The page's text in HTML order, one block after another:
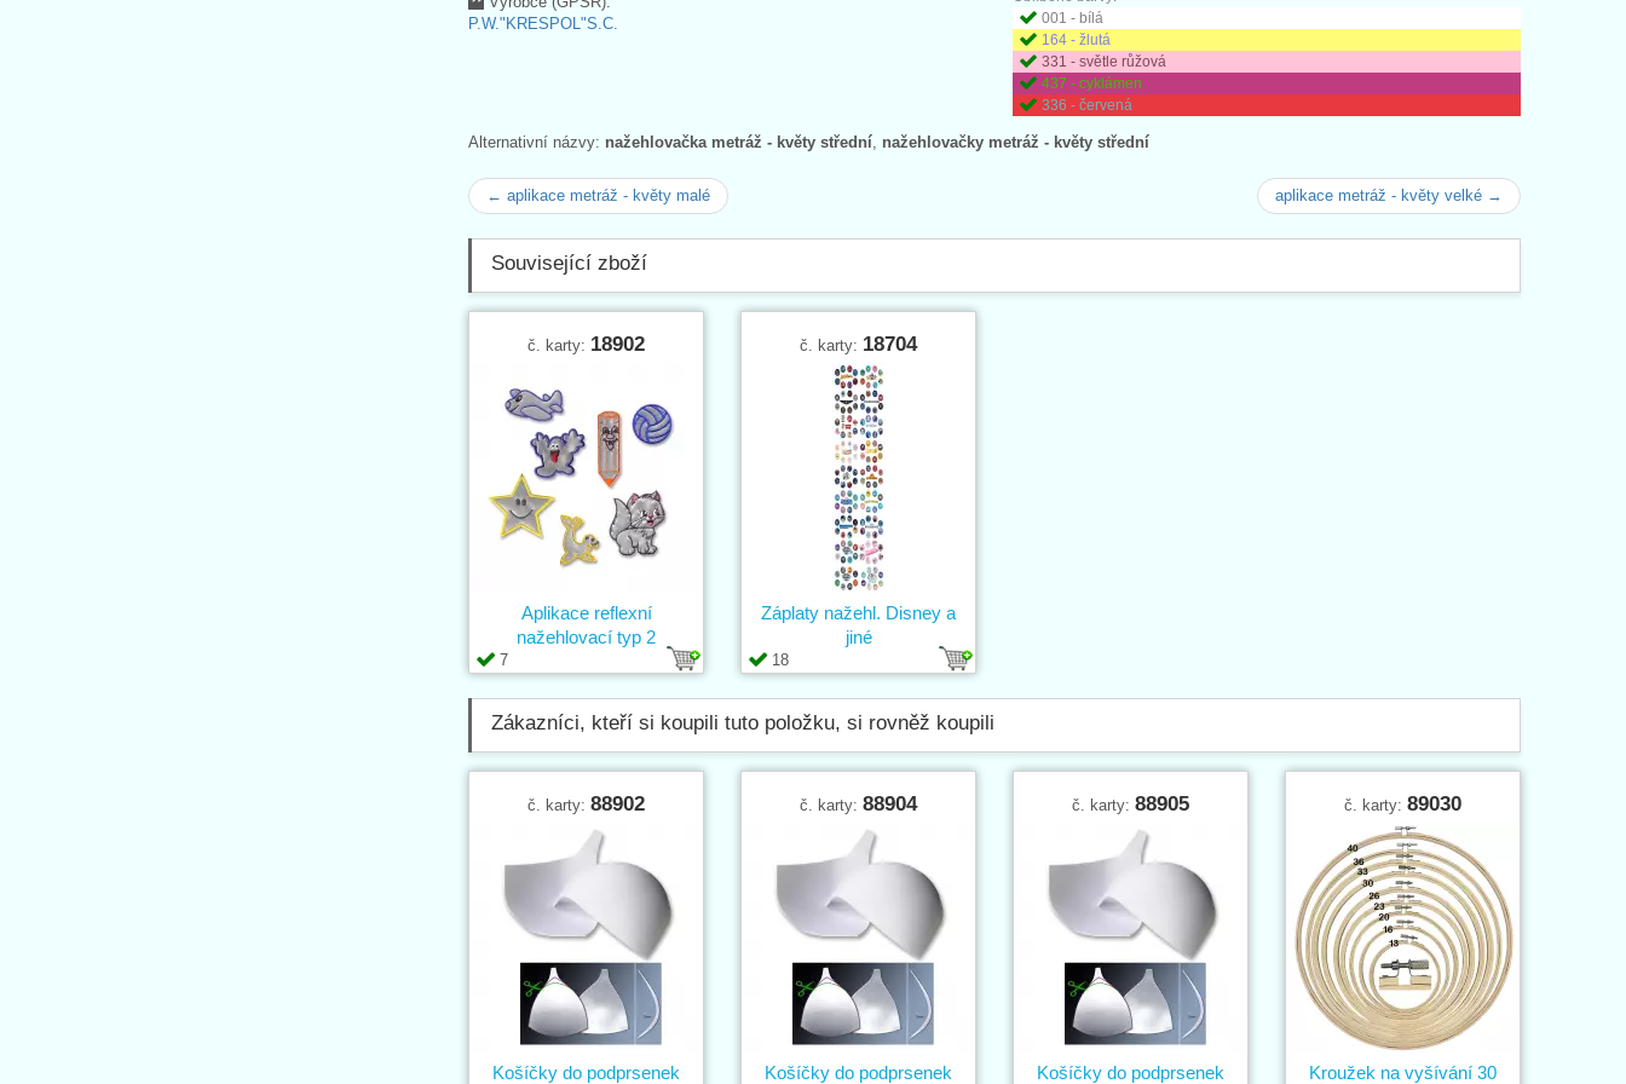
001 - bílá
164 - žlutá
331 - světle růžová
437 - cyklámen
336 - červená
P.W."KRESPOL"S.C.
Alternativní názvy: nažehlovačka metráž - květy střední nažehlovačky metráž - květy střední
← aplikace metráž - květy malé aplikace metráž - květy velké →
Související zboží
č. karty: 18902
7
Aplikace reflexní
nažehlovací typ 2
č. karty: 18704
18
Záplaty nažehl. Disney a
jiné
Zákazníci, kteří si koupili tuto položku, si rovněž koupili
č. karty: 88902
Košíčky do podprsenek
č. karty: 88904
Košíčky do podprsenek
č. karty: 88905
Košíčky do podprsenek
č. karty: 89030
Kroužek na vyšívání 30